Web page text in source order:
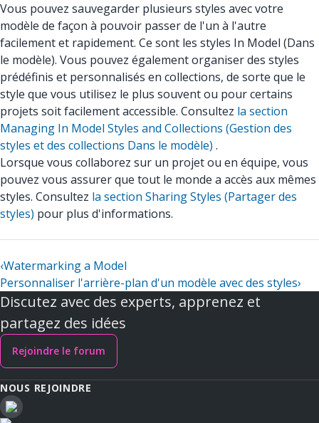
Vous pouvez sauvegarder plusieurs styles avec votre
modèle de façon à pouvoir passer de l'un à l'autre
facilement et rapidement. Ce sont les styles In Model (Dans
le modèle). Vous pouvez également organiser des styles
prédéfinis et personnalisés en collections, de sorte que le
style que vous utilisez le plus souvent ou pour certains
projets soit facilement accessible. Consultez la section
Managing In Model Styles and Collections (Gestion des
styles et des collections Dans le modèle) .
Lorsque vous collaborez sur un projet ou en équipe, vous
pouvez vous assurer que tout le monde a accès aux mêmes
styles. Consultez la section Sharing Styles (Partager des
styles) pour plus d'informations.
‹Watermarking a Model
Personnaliser l'arrière-plan d'un modèle avec des styles›
Discutez avec des experts, apprenez et
partagez des idées
Rejoindre le forum
NOUS REJOINDRE